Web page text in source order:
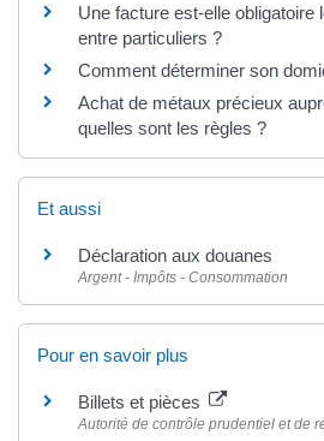
Une facture est-elle obligatoire
entre particuliers ?
Comment déterminer son
Achat de métaux précieux
quelles sont les règles ?
Et aussi
Déclaration aux douanes
Argent - Impôts - Consommation
Pour en savoir plus
Billets et pièces
Autorité de contrôle prudentiel et de